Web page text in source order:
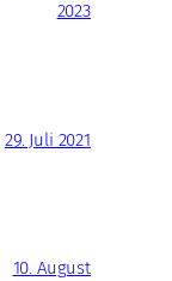
2023
29. Juli 2021
10. August